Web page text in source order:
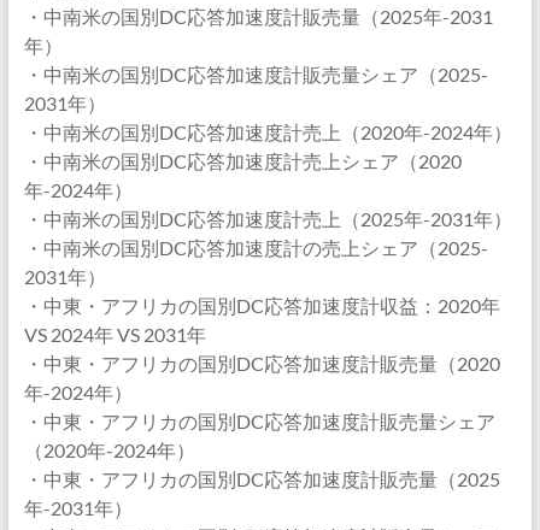
・中南米の国別DC応答加速度計販売量（2025年-2031
年）
・中南米の国別DC応答加速度計販売量シェア（2025-
2031年）
・中南米の国別DC応答加速度計売上（2020年-2024年）
・中南米の国別DC応答加速度計売上シェア（2020
年-2024年）
・中南米の国別DC応答加速度計売上（2025年-2031年）
・中南米の国別DC応答加速度計の売上シェア（2025-
2031年）
・中東・アフリカの国別DC応答加速度計収益：2020年
VS 2024年 VS 2031年
・中東・アフリカの国別DC応答加速度計販売量（2020
年-2024年）
・中東・アフリカの国別DC応答加速度計販売量シェア
（2020年-2024年）
・中東・アフリカの国別DC応答加速度計販売量（2025
年-2031年）